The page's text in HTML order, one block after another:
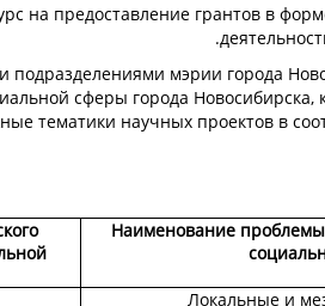
на предоставление грантов в
мэрии города
сферы города
тематики научных проектов в
Наименование проблемы
Локальные и